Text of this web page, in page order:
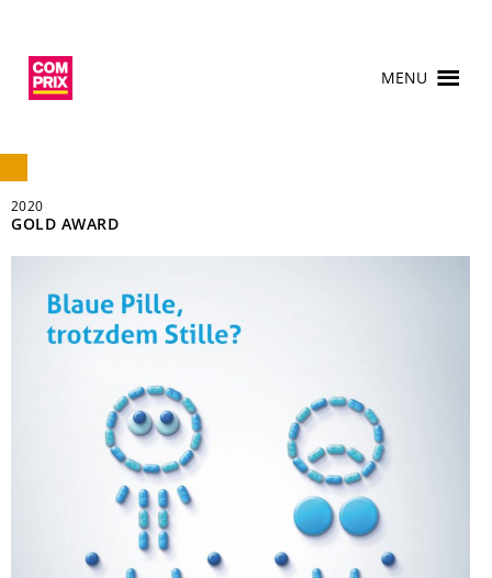
MENU
2020
GOLD AWARD